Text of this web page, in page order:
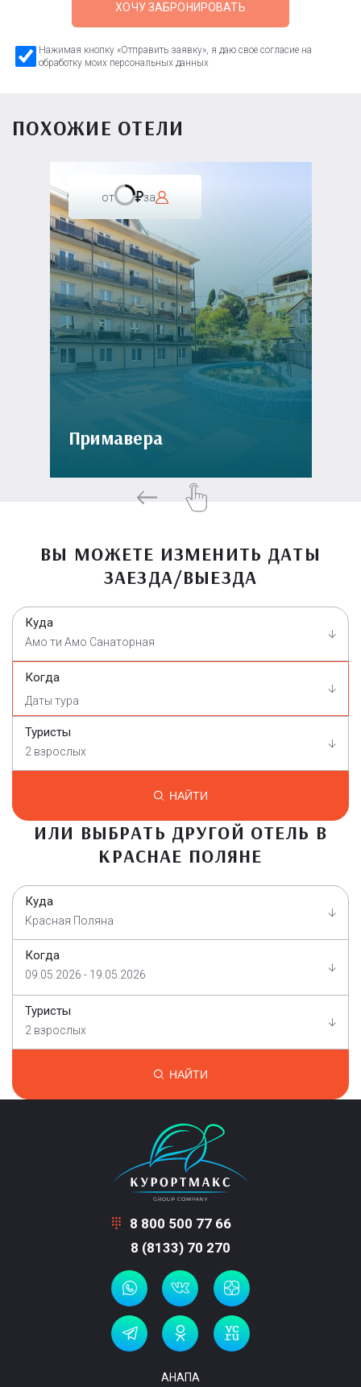
ХОЧУ ЗАБРОНИРОВАТЬ
Нажимая кнопку «Отправить заявку», я даю свое согласие на
обработку моих персональных данных
ПОХОЖИЕ ОТЕЛИ
от за
Примавера
ВЫ МОЖЕТЕ ИЗМЕНИТЬ ДАТЫ
ЗАЕЗДА/ВЫЕЗДА
Куда
Амо ти Амо Санаторная
Когда
Туристы
2 взрослых
НАЙТИ
ИЛИ ВЫБРАТЬ ДРУГОЙ ОТЕЛЬ В
КРАСНАЕ ПОЛЯНЕ
Куда
Красная Поляна
Когда
09.05.2026 - 19.05.2026
Туристы
2 взрослых
НАЙТИ
8 800 500 77 66
8 (8133) 70 270
АНАПА